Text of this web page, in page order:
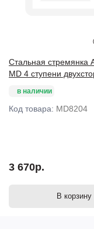
Стальная стремянка
MD 4 ступени
в наличии
Код товара: MD8204
3 670р.
В корзину